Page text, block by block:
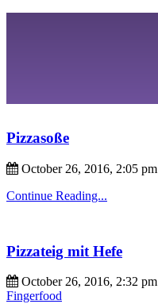
Pizzasoße
October 26, 2016, 2:05 pm
Continue Reading...
Pizzateig mit Hefe
October 26, 2016, 2:32 pm
Fingerfood